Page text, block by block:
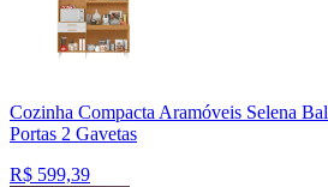
Cozinha Compacta Aramóveis Selena
Portas 2 Gavetas
R$ 599,39